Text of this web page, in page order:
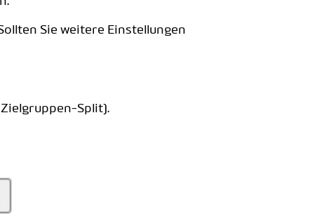
Sie weitere Einstellungen
Split).